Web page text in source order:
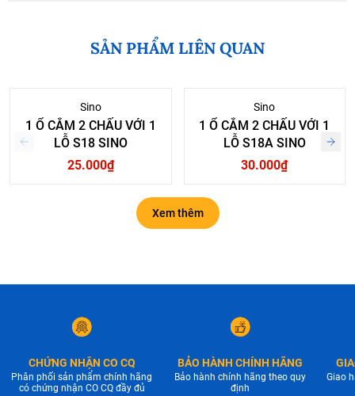
SẢN PHẨM LIÊN QUAN
Sino
1 Ổ CẮM 2 CHẤU VỚI 1
LỖ S18 SINO
25.000₫
Sino
1 Ổ CẮM 2 CHẤU VỚI 1
LỖ S18A SINO
30.000₫
Xem thêm
CHỨNG NHẬN CO CQ
Phân phối sản phẩm chính hãng
có chứng nhận CO CQ đầy đủ
BẢO HÀNH CHÍNH HÃNG
Bảo hành chính hãng theo quy
định
Giao